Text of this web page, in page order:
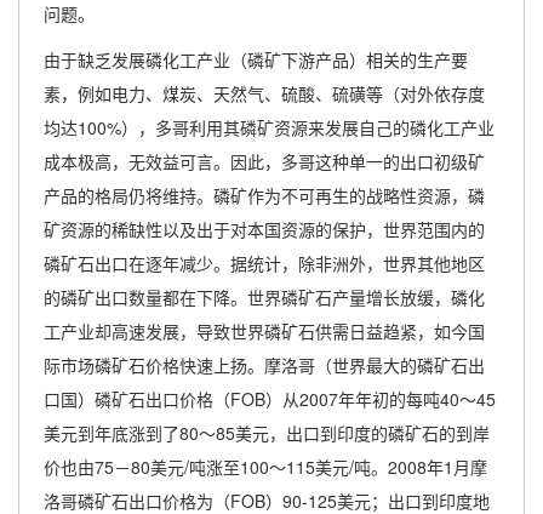
问题。
由于缺乏发展磷化工产业（磷矿下游产品）相关的生产要
素，例如电力、煤炭、天然气、硫酸、硫磺等（对外依存度
均达100%），多哥利用其磷矿资源来发展自己的磷化工产业
成本极高，无效益可言。因此，多哥这种单一的出口初级矿
产品的格局仍将维持。磷矿作为不可再生的战略性资源，磷
矿资源的稀缺性以及出于对本国资源的保护，世界范围内的
磷矿石出口在逐年减少。据统计，除非洲外，世界其他地区
的磷矿出口数量都在下降。世界磷矿石产量增长放缓，磷化
工产业却高速发展，导致世界磷矿石供需日益趋紧，如今国
际市场磷矿石价格快速上扬。摩洛哥（世界最大的磷矿石出
口国）磷矿石出口价格（FOB）从2007年年初的每吨40～45
美元到年底涨到了80～85美元，出口到印度的磷矿石的到岸
价也由75－80美元/吨涨至100～115美元/吨。2008年1月摩
洛哥磷矿石出口价格为（FOB）90-125美元；出口到印度地